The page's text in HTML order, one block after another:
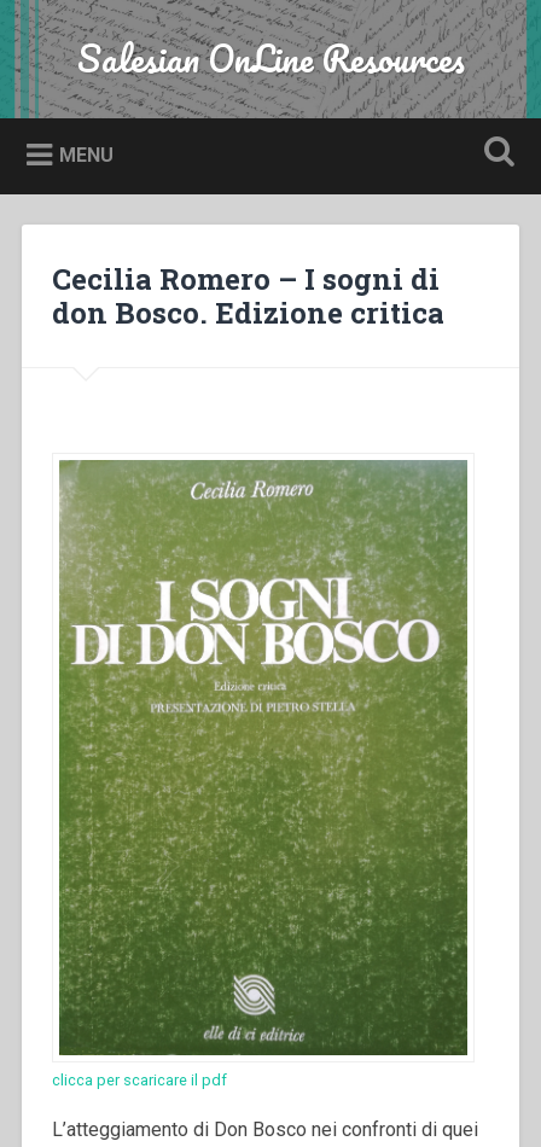
Skip
to
content
Search Salesian OnLine Resources
MENU
Cecilia Romero – I sogni di
don Bosco. Edizione critica
clicca per scaricare il pdf
L’atteggiamento di Don Bosco nei confronti di quei